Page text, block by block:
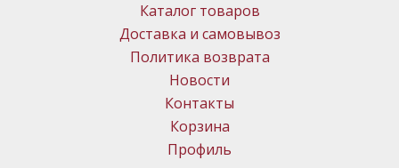
Каталог товаров
Доставка и самовывоз
Политика возврата
Новости
Контакты
Корзина
Профиль